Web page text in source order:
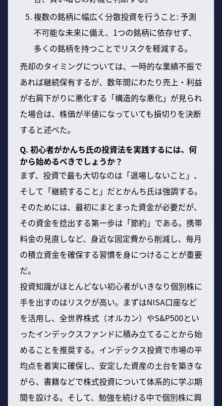
複数の銘柄に幅広く分散投資を行うこと: 予測
不可能な未来に備え、1つの銘柄に依存せず、
多くの銘柄を持つことでリスクを軽減する。
売却のタイミングについては、一時的な業績不振で
あれば継続保有するが、数年間にわたり売上・利益
が右肩下がりに悪化する「構造的な悪化」が見られ
た場合は、株価が半値になっていても損切りを決断
すると述べた。
Q. 初心者がかんち氏の投資法を実践するには、何
から始めるべきでしょうか？
まず、投資で最も大切なのは「退場しないこと」、
そして「継続すること」だとかんち氏は強調する。
そのためには、最初にまとまった資金が必要だが、
その資金を捻出する第一歩は「節約」である。携帯
料金の見直しなど、身近な固定費から削減し、毎月
の積立資金を確保する習慣を身につけることが重要
だ。
投資知識がほとんどない初心者がいきなり個別株に
手を出すのはリスクが高い。まずはNISA口座など
を活用し、全世界株式（オルカン）やS&P500とい
ったインデックスファンドに積み立てることから始
めることを推奨する。インデックス投資で市場の平
均点を着実に確保し、安定した資産の土台を築きな
がら、書籍などで株式投資について体系的に学ぶ期
間を設ける。そして、勉強を続ける中で個別株に興